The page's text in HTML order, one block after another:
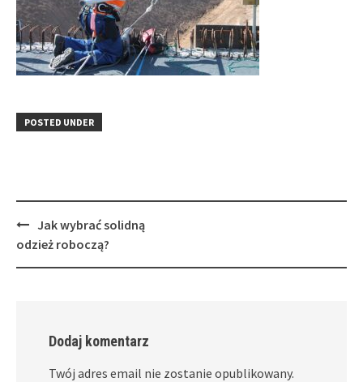
POSTED UNDER
Post
navigation
Jak wybrać solidną
odzież roboczą?
Dodaj komentarz
Twój adres email nie zostanie opublikowany.